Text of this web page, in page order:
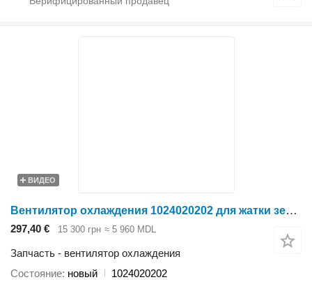
ВИДЕО
Вентилятор охлаждения 1024020202 для жатки зерновой Holmer
297,40 € 15 300 грн ≈ 5 960 MDL
Запчасть - вентилятор охлаждения
Состояние новый
1024020202